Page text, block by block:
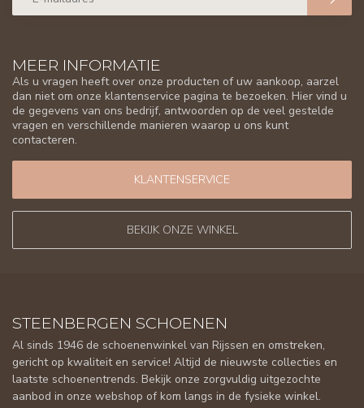
MEER INFORMATIE
Als u vragen heeft over onze producten of uw aankoop, aarzel
dan niet om onze klantenservice pagina te bezoeken. Hier vind u
de gegevens van ons bedrijf, antwoorden op de veel gestelde
vragen en verschillende manieren waarop u ons kunt
contacteren.
KLANTENSERVICE
BEKIJK ONZE WINKEL
STEENBERGEN SCHOENEN
Al sinds 1946 de schoenenwinkel van Rijssen en omstreken,
gericht op kwaliteit en service! Altijd de nieuwste collecties en
laatste schoenentrends. Bekijk onze zorgvuldig uitgezochte
aanbod in onze webshop of kom langs in de fysieke winkel.